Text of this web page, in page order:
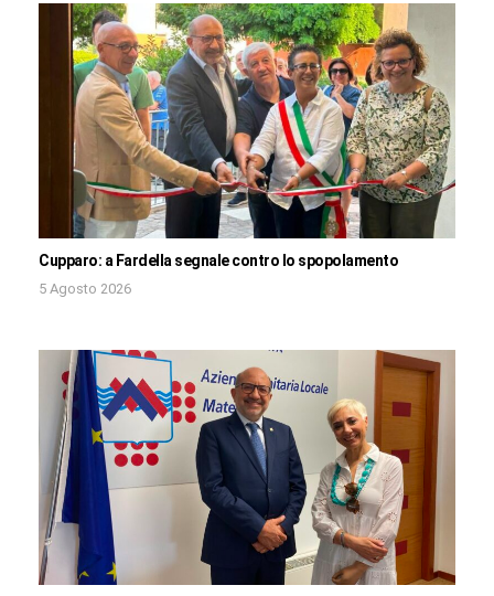
Cupparo: a Fardella segnale contro lo spopolamento
5 Agosto 2026